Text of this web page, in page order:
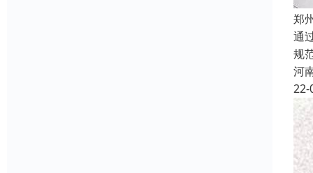
郑
通
规
河
22-